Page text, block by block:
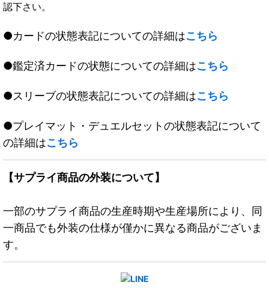
認下さい。
●カードの状態表記についての詳細はこちら
●鑑定済カードの状態についての詳細はこちら
●スリーブの状態表記についての詳細はこちら
●プレイマット・デュエルセットの状態表記について
の詳細はこちら
【サプライ商品の外装について】
一部のサプライ商品の生産時期や生産場所により、同
一商品でも外装の仕様が僅かに異なる商品がございま
す。